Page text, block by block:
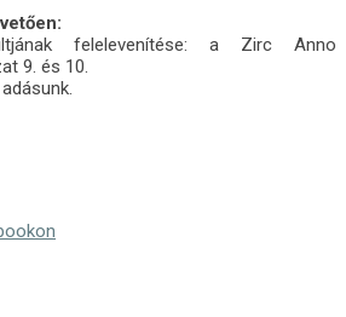
felelevenítése: a Zirc Anno
9. és 10.